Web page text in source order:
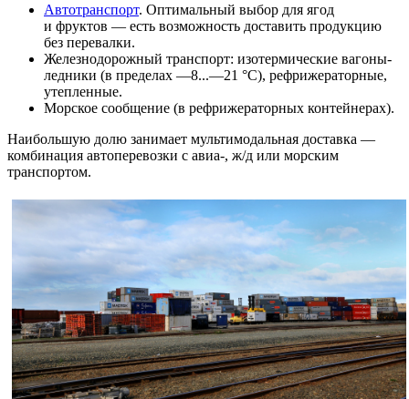
Автотранспорт. Оптимальный выбор для ягод
и фруктов — есть возможность доставить продукцию
без перевалки.
Железнодорожный транспорт: изотермические вагоны-
ледники (в пределах —8...—21 °С), рефрижераторные,
утепленные.
Морское сообщение (в рефрижераторных контейнерах).
Наибольшую долю занимает мультимодальная доставка —
комбинация автоперевозки с авиа-, ж/д или морским
транспортом.